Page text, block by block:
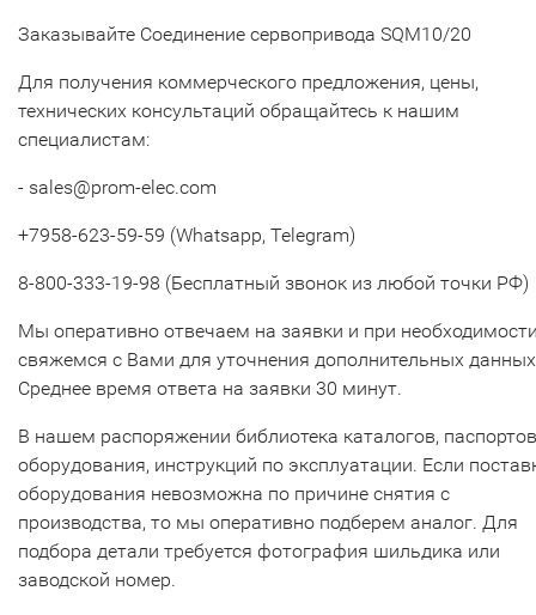
Заказывайте Соединение сервопривода SQM10/20
Для получения коммерческого предложения, цены,
технических консультаций обращайтесь к нашим
специалистам:
- sales@prom-elec.com
+7958-623-59-59 (Whatsapp, Telegram)
8-800-333-19-98 (Бесплатный звонок из любой точки РФ)
Мы оперативно отвечаем на заявки и при
свяжемся с Вами для уточнения дополнительных
Среднее время ответа на заявки 30 минут.
В нашем распоряжении библиотека каталогов, паспортов
оборудования, инструкций по эксплуатации. Если
оборудования невозможна по причине снятия с
производства, то мы оперативно подберем аналог. Для
подбора детали требуется фотография шильдика или
заводской номер.